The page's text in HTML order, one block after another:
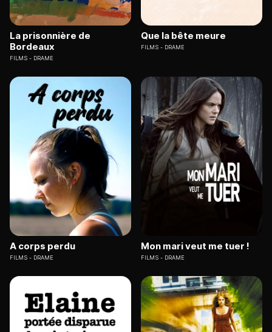
La prisonnière de
Bordeaux
FILMS DRAME
Que la bête meure
FILMS DRAME
A corps perdu
FILMS DRAME
Mon mari veut me tuer !
FILMS DRAME